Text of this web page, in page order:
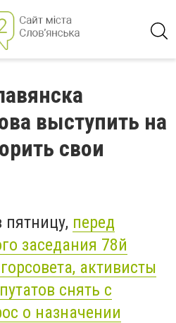
выступить на
свои
пятницу, перед
заседания 78й
активисты
снять с
о назначении